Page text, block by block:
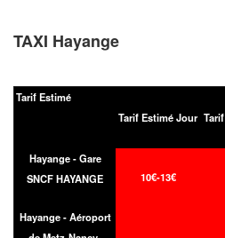
TAXI Hayange
Tarif Estimé
Tarif Estimé Jour
Hayange - Gare
SNCF HAYANGE
10€-13€
Hayange - Aéroport